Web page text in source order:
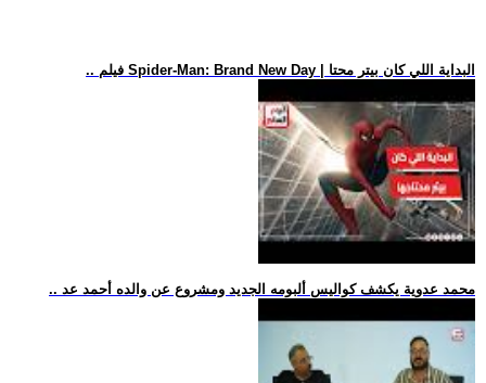
.. فيلم Spider-Man: Brand New Day | البداية اللي كان بيتر محتا
.. محمد عدوية يكشف كواليس ألبومه الجديد ومشروع عن والده أحمد عد